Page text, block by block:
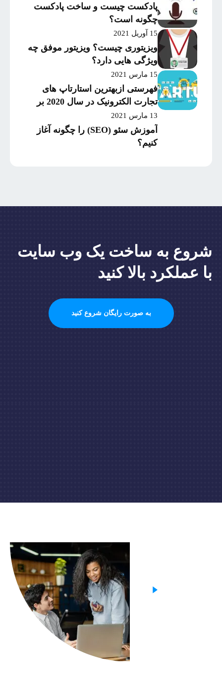
پادکست چیست و ساخت پادکست
چگونه است؟
15 آوریل 2021
ویزیتوری چیست؟ ویزیتور موفق چه
ویژگی هایی دارد؟
15 مارس 2021
فهرستی ازبهترین استارتاپ های
تجارت الکترونیک در سال 2020 بر
اساس میزان موفقیت و
سرمایه‌گذاری
13 مارس 2021
آموزش سئو (SEO) را چگونه آغاز
کنیم؟
شروع به ساخت یک وب سایت
با عملکرد بالا کنید
به صورت رایگان شروع کنید